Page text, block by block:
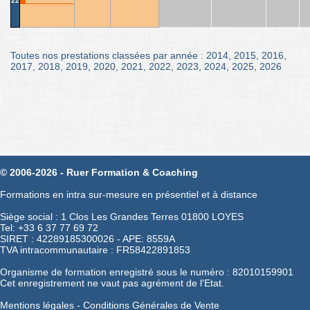
Toutes nos prestations classées par année : 2014 2015 2016
2017
2018 2019 2020 2021 2022 2023 2024 2025 2026
© 2006-2026 - Ruer Formation & Coaching
Formations en intra sur-mesure en présentiel et à distance
Siège social : 1 Clos Les Grandes Terres 01800 LOYES
Tel: +33 6 37 77 69 72
SIRET : 42289185300026 - APE: 8559A
TVA intracommunautaire : FR58422891853
Organisme de formation enregistré sous le numéro : 82010159901
Cet enregistrement ne vaut pas agrément de l'Etat.
Mentions légales - Conditions Générales de Vente